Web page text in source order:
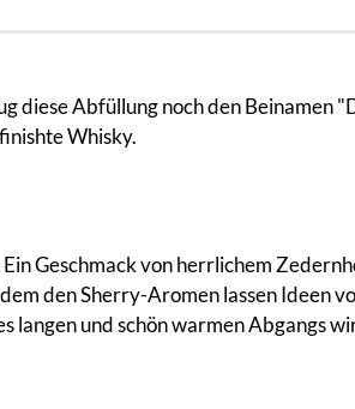
diese Abfüllung noch den Beinamen
Whisky.
Geschmack von herrlichem
den Sherry-Aromen lassen Ideen
langen und schön warmen Abgangs